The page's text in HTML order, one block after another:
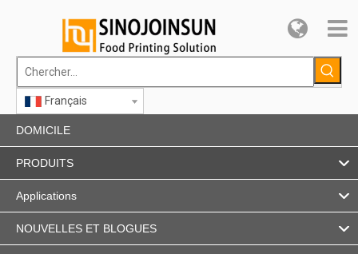
Français
DOMICILE
PRODUITS
Applications
NOUVELLES ET BLOGUES